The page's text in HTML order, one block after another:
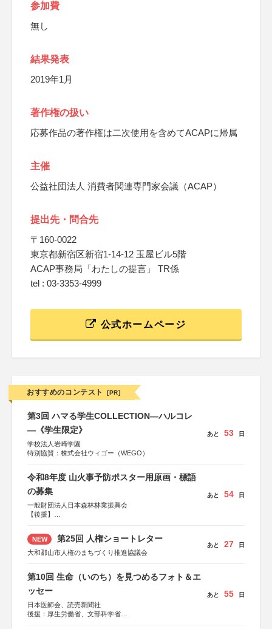
参加費
無し
結果発表
2019年1月
著作権の扱い
応募作品の著作権は二次使用を含めてACAPに帰属
主催
公益社団法人 消費者関連専門家会議（ACAP）
提出先・問合先
〒160-0022
東京都新宿区新宿1-14-12 玉屋ビル5階
ACAP事務局「わたしの提言」 TR係
tel : 03-3353-4999
公式ホームページ
おすすめのコンテスト [PR]
第3回 ハマる学生COLLECTION―ハルコレ
―《学生限定》
学校法人岩崎学園
特別協賛：株式会社ウィゴー（WEGO）
あと 53 日
令和8年度 山火事予防ポスター用原画・標語
の募集
一般財団法人日本森林林業振興会
【後援】
会、森林火災対策協会
あと 54 日
NEW 第25回 人権ショートレター
大和郡山市人権のまちづくり推進協議会
あと 27 日
第10回 生命（いのち）を見つめるフォト＆エ
ッセー
日本医師会、読売新聞社
後援：厚生労働省、文部科学省
あと 55 日